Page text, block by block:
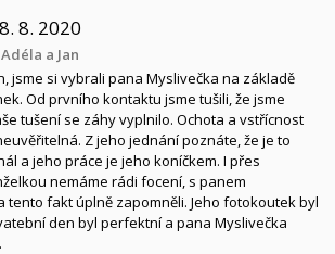
8. 2020
Adéla a Jan
jsme si vybrali pana Myslivečka na základě
Od prvního kontaktu jsme tušili, že jsme
tušení se záhy vyplnilo. Ochota a vstřícnost
Z jeho jednání poznáte, že je to
a jeho práce je jeho koníčkem. I přes
nemáme rádi focení, s panem
tento fakt úplně zapomněli. Jeho fotokoutek byl
den byl perfektní a pana Myslivečka